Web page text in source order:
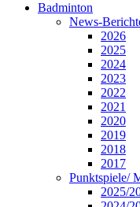
Badminton
News-
2026
2025
2024
2023
2022
2021
2020
2019
2018
2017
Punktspiele/
2025/